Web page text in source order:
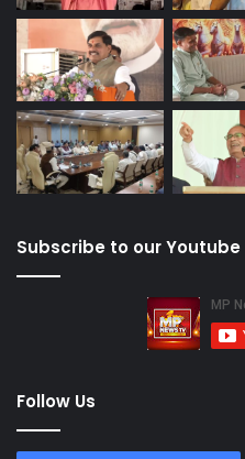
Subscribe to our
Follow Us